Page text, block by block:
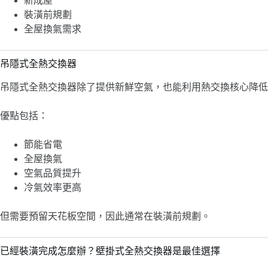
裝潢前規劃
全屋換氣需求
吊隱式全熱交換器
吊隱式全熱交換器除了提供新鮮空氣，也能利用熱交換核心降
優點包括：
節能省電
全屋換氣
空氣品質提升
冷氣效率更高
但需要預留天花板空間，因此通常在裝潢前規劃。
已經裝潢完成怎麼辦？壁掛式全熱交換器是最佳選擇